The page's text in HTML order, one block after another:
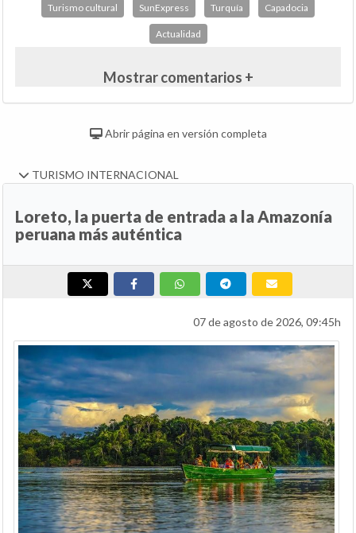
Turismo cultural SunExpress Turquía Capadocia
Actualidad
Mostrar comentarios +
Abrir página en versión completa
TURISMO INTERNACIONAL
Loreto, la puerta de entrada a la Amazonía
peruana más auténtica
07 de agosto de 2026, 09:45h